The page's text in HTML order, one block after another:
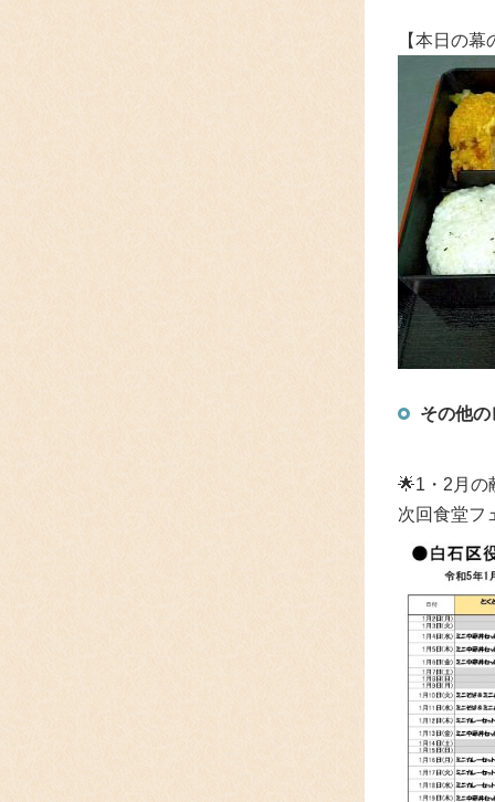
【本日の
その他
🌟1・2月
次回食堂フ